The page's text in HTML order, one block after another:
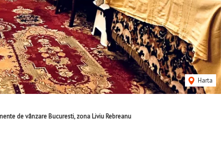
Harta
de vânzare Bucuresti, zona Liviu Rebreanu